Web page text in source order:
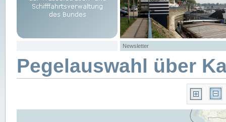
Newsletter
Pegelauswahl über